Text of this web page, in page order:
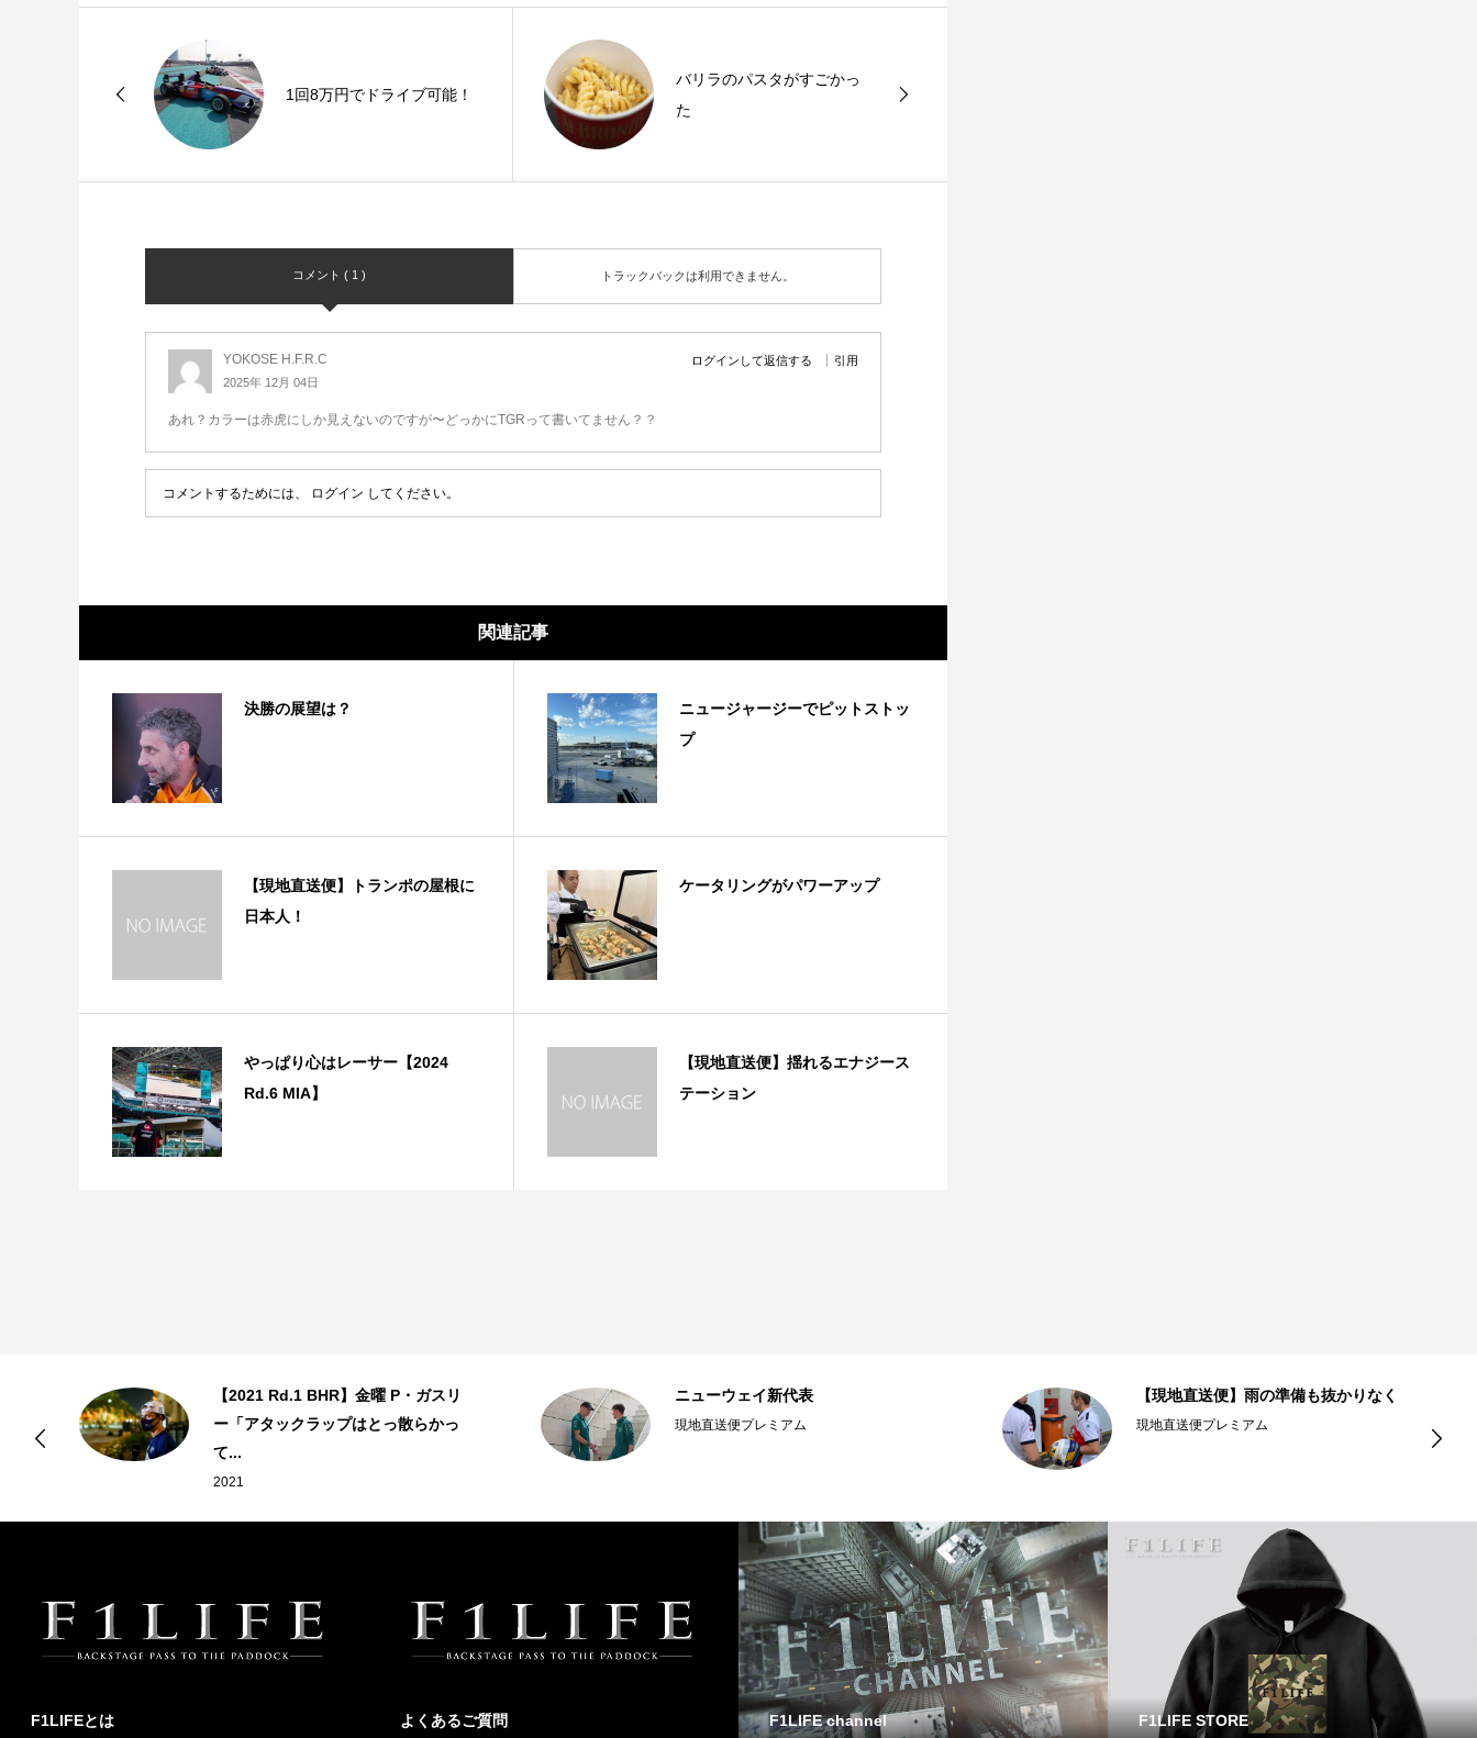
1回8万円でドライブ可能！
バリラのパスタがすごかっ
た
コメント ( 1 ) トラックバックは利用できません。
YOKOSE H.F.R.C
2025年 12月 04日
ログインして返信する 引用
あれ？カラーは赤虎にしか見えないのですが〜どっかにTGRって書いてません？？
コメントするためには、 ログイン してください。
関連記事
決勝の展望は？
ニュージャージーでピットストッ
プ
【現地直送便】トランポの屋根に
日本人！
ケータリングがパワーアップ
やっぱり心はレーサー【2024
Rd.6 MIA】
【現地直送便】揺れるエナジース
テーション
【2021 Rd.1 BHR】金曜 P・ガスリ
ー「アタックラップはとっ散らかっ
て...
2021
ニューウェイ新代表
現地直送便プレミアム
【現地直送便】雨の準備も抜かりなく
現地直送便プレミアム
F1LIFEとは よくあるご質問 F1LIFE channel F1LIFE STORE